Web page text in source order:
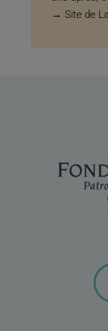
→ Site de